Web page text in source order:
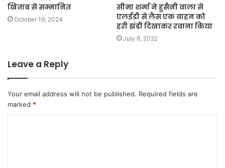
खिताब से सम्मानित
October 19, 2024
सीमा शर्मा ने हुसैनी वाला से
एलईडी से लैस एक वाहन को
हरी झंडी दिखाकर रवाना किया
July 6, 2022
Leave a Reply
Your email address will not be published. Required fields are
marked *